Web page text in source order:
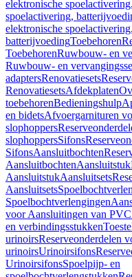
elektronische
spoelactivering,
elektronische spoelactivering,
batterijvoedingToebehoren
ToebehorenRuwbouw- en
Ruwbouw- en
adaptersRenovatiesets
RenovatiesetsAfdekplaten
toebehorenBedieningshulp
en bidetsAfvoergarnituren
slophoppers
slophoppersSifons
SifonsAansluitbochten
AansluitbochtenAansluitstuk
AansluitstukAansluitsets
Aansluitsets
Spoelbochtverlengingen
voor Aansluitingen van PVC
en verbindingsstukken
urinoirsReserveonderdelen
urinoirsUrinoirsifons
UrinoirsifonsSpoelpijp- en